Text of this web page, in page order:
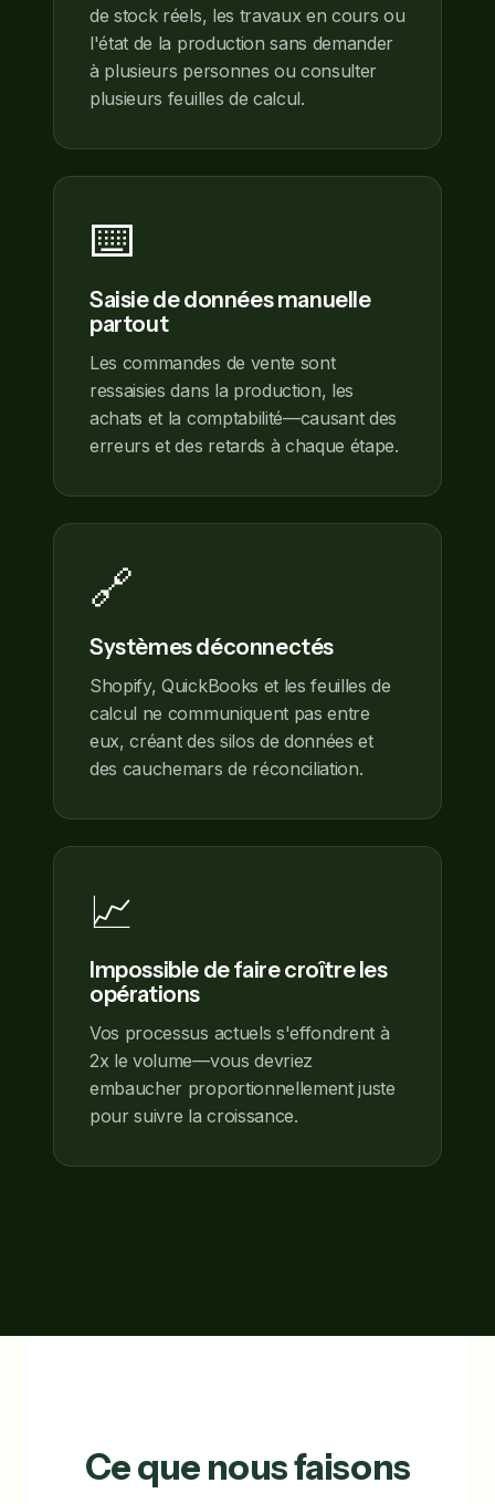
de stock réels, les travaux en cours ou
l'état de la production sans demander
à plusieurs personnes ou consulter
plusieurs feuilles de calcul.
⌨️
Saisie de données manuelle
partout
Les commandes de vente sont
ressaisies dans la production, les
achats et la comptabilité—causant des
erreurs et des retards à chaque étape.
🔗
Systèmes déconnectés
Shopify, QuickBooks et les feuilles de
calcul ne communiquent pas entre
eux, créant des silos de données et
des cauchemars de réconciliation.
📈
Impossible de faire croître les
opérations
Vos processus actuels s'effondrent à
2x le volume—vous devriez
embaucher proportionnellement juste
pour suivre la croissance.
Ce que nous faisons